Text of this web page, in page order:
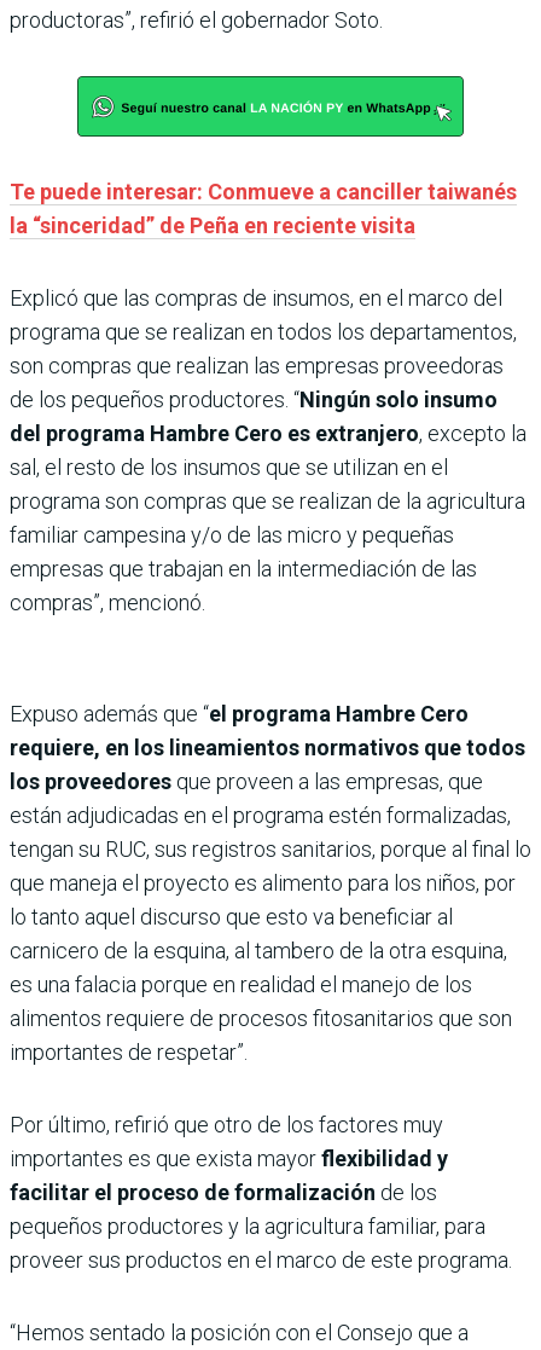
productoras”, refirió el gobernador Soto.
Te puede interesar: Conmueve a canciller taiwanés
la “sinceridad” de Peña en reciente visita
Explicó que las compras de insumos, en el marco del
programa que se realizan en todos los departamentos,
son compras que realizan las empresas proveedoras
de los pequeños productores. “Ningún solo insumo
del programa Hambre Cero es extranjero, excepto la
sal, el resto de los insumos que se utilizan en el
programa son compras que se realizan de la agricultura
familiar campesina y/o de las micro y pequeñas
empresas que trabajan en la intermediación de las
compras”, mencionó.
Expuso además que “el programa Hambre Cero
requiere, en los lineamientos normativos que todos
los proveedores que proveen a las empresas, que
están adjudicadas en el programa estén formalizadas,
tengan su RUC, sus registros sanitarios, porque al final lo
que maneja el proyecto es alimento para los niños, por
lo tanto aquel discurso que esto va beneficiar al
carnicero de la esquina, al tambero de la otra esquina,
es una falacia porque en realidad el manejo de los
alimentos requiere de procesos fitosanitarios que son
importantes de respetar”.
Por último, refirió que otro de los factores muy
importantes es que exista mayorflexibilidad y
facilitar el proceso de formalización de los
pequeños productores y la agricultura familiar, para
proveer sus productos en el marco de este programa.
“Hemos sentado la posición con el Consejo que a